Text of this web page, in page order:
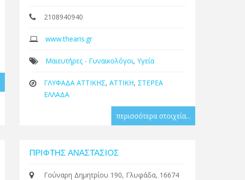
2108940940
www.thearis.gr
Μαιευτήρες - Γυναικολόγοι, Υγεία
ΓΛΥΦΑΔΑ ΑΤΤΙΚΗΣ, ΑΤΤΙΚΗ, ΣΤΕΡΕΑ
ΕΛΛΑΔΑ
περισσότερα στοιχεία...
ΠΡΙΦΤΗΣ ΑΝΑΣΤΑΣΙΟΣ
Γούναρη Δημητρίου 190, Γλυφάδα, 16674